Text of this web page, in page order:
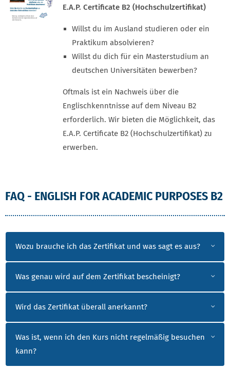
E.A.P. Certificate B2 (Hochschulzertifikat)
Willst du im Ausland studieren oder ein
Praktikum absolvieren?
Willst du dich für ein Masterstudium an
deutschen Universitäten bewerben?
Oftmals ist ein Nachweis über die
Englischkenntnisse auf dem Niveau B2
erforderlich. Wir bieten die Möglichkeit, das
E.A.P. Certificate B2 (Hochschulzertifikat) zu
erwerben.
FAQ - ENGLISH FOR ACADEMIC PURPOSES B2
Wozu brauche ich das Zertifikat und was sagt es aus?
Was genau wird auf dem Zertifikat bescheinigt?
Wird das Zertifikat überall anerkannt?
Was ist, wenn ich den Kurs nicht regelmäßig besuchen
kann?